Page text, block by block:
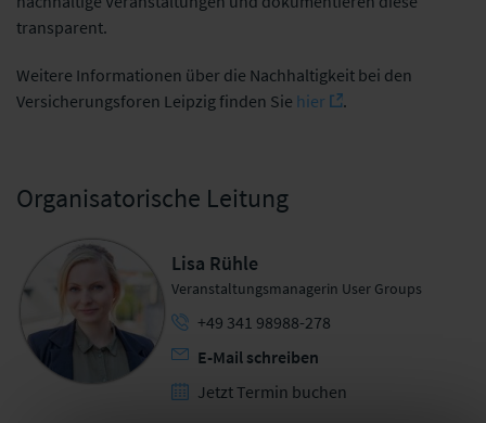
transparent.
Weitere Informationen über die Nachhaltigkeit bei den
Versicherungsforen Leipzig finden Sie hier .
Organisatorische Leitung
Lisa Rühle
Veranstaltungsmanagerin User Groups
+49 341 98988-278
E-Mail schreiben
Jetzt Termin buchen